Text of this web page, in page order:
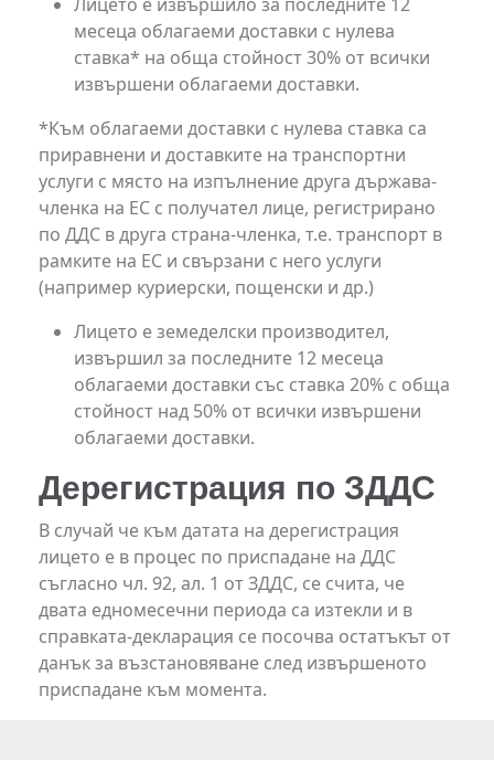
месеца облагаеми доставки с нулева
ставка* на обща стойност 30% от всички
извършени облагаеми доставки.
*Към облагаеми доставки с нулева ставка са
приравнени и доставките на транспортни
услуги с място на изпълнение друга държава-
членка на ЕС с получател лице, регистрирано
по ДДС в друга страна-членка, т.е. транспорт в
рамките на ЕС и свързани с него услуги
(например куриерски, пощенски и др.)
Лицето е земеделски производител,
извършил за последните 12 месеца
облагаеми доставки със ставка 20% с обща
стойност над 50% от всички извършени
облагаеми доставки.
Дерегистрация по ЗДДС
В случай че към датата на дерегистрация
лицето е в процес по приспадане на ДДС
съгласно чл. 92, ал. 1 от ЗДДС, се счита, че
двата едномесечни периода са изтекли и в
справката-декларация се посочва остатъкът от
данък за възстановяване след извършеното
приспадане към момента.